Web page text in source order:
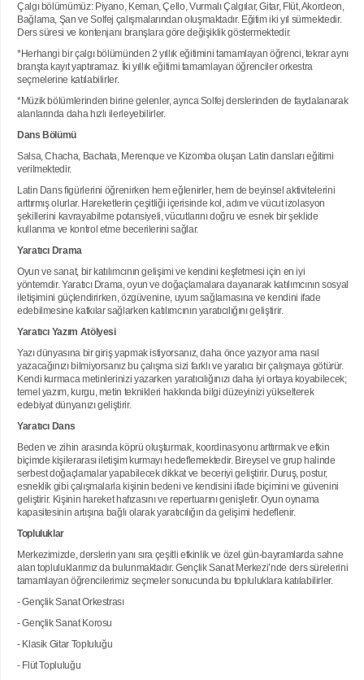
Çalgı bölümümüz: Piyano, Keman, Çello, Vurmalı Çalgılar, Gitar, Flüt, Akordeon,
Bağlama, Şan ve Solfej çalışmalarından oluşmaktadır. Eğitim iki yıl sürmektedir.
Ders süresi ve kontenjanı branşlara göre değişiklik göstermektedir.
*Herhangi bir çalgı bölümünden 2 yıllık eğitimini tamamlayan öğrenci, tekrar aynı
branşta kayıt yaptıramaz. İki yıllık eğitimi tamamlayan öğrenciler orkestra
seçmelerine katılabilirler.
*Müzik bölümlerinden birine gelenler, ayrıca Solfej derslerinden de faydalanarak
alanlarında daha hızlı ilerleyebilirler.
Dans Bölümü
Salsa, Chacha, Bachata, Merenque ve Kizomba oluşan Latin dansları eğitimi
verilmektedir.
Latin Dans figürlerini öğrenirken hem eğlenirler, hem de beyinsel aktivitelerini
arttırmış olurlar. Hareketlerin çeşitliği içerisinde kol, adım ve vücut izolasyon
şekillerini kavrayabilme potansiyeli, vücutlarını doğru ve esnek bir şeklide
kullanma ve kontrol etme becerilerini sağlar.
Yaratıcı Drama
Oyun ve sanat, bir katılımcının gelişimi ve kendini keşfetmesi için en iyi
yöntemdir. Yaratıcı Drama, oyun ve doğaçlamalara dayanarak katılımcının sosyal
iletişimini güçlendirirken, özgüvenine, uyum sağlamasına ve kendini ifade
edebilmesine katkılar sağlarken katılımcının yaratıcılığını geliştirir.
Yaratıcı Yazım Atölyesi
Yazı dünyasına bir giriş yapmak istiyorsanız, daha önce yazıyor ama nasıl
yazacağınızı bilmiyorsanız bu çalışma sizi farklı ve yaratıcı bir çalışmaya götürür.
Kendi kurmaca metinlerinizi yazarken yaratıcılığınızı daha iyi ortaya koyabilecek;
temel yazım, kurgu, metin teknikleri hakkında bilgi düzeyinizi yükselterek
edebiyat dünyanızı geliştirir.
Yaratıcı Dans
Beden ve zihin arasında köprü oluşturmak, koordinasyonu arttırmak ve etkin
biçimde kişilerarası iletişim kurmayı hedeflemektedir. Bireysel ve grup halinde
serbest doğaçlamalar yapabilecek dikkat ve beceriyi geliştirir. Duruş, postur,
esneklik gibi çalışmalarla kişinin bedeni ve kendisini ifade biçimini ve güvenini
geliştirir. Kişinin hareket hafızasını ve repertuarını genişletir. Oyun oynama
kapasitesinin artışına bağlı olarak yaratıcılığın da gelişimi hedeflenir.
Topluluklar
Merkezimizde, derslerin yanı sıra çeşitli etkinlik ve özel gün-bayramlarda sahne
alan topluluklarımız da bulunmaktadır. Gençlik Sanat Merkezi’nde ders sürelerini
tamamlayan öğrencilerimiz seçmeler sonucunda bu topluluklara katılabilirler.
- Gençlik Sanat Orkestrası
- Gençlik Sanat Korosu
- Klasik Gitar Topluluğu
- Flüt Topluluğu